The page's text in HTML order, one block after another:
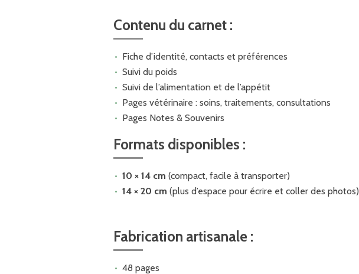
Contenu du carnet :
Fiche d’identité, contacts et préférences
Suivi du poids
Suivi de l’alimentation et de l’appétit
Pages vétérinaire : soins, traitements, consultations
Pages Notes & Souvenirs
Formats disponibles :
10 × 14 cm (compact, facile à transporter)
14 × 20 cm (plus d’espace pour écrire et coller des photos)
Fabrication artisanale :
48 pages